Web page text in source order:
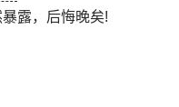
露，后悔晚矣!